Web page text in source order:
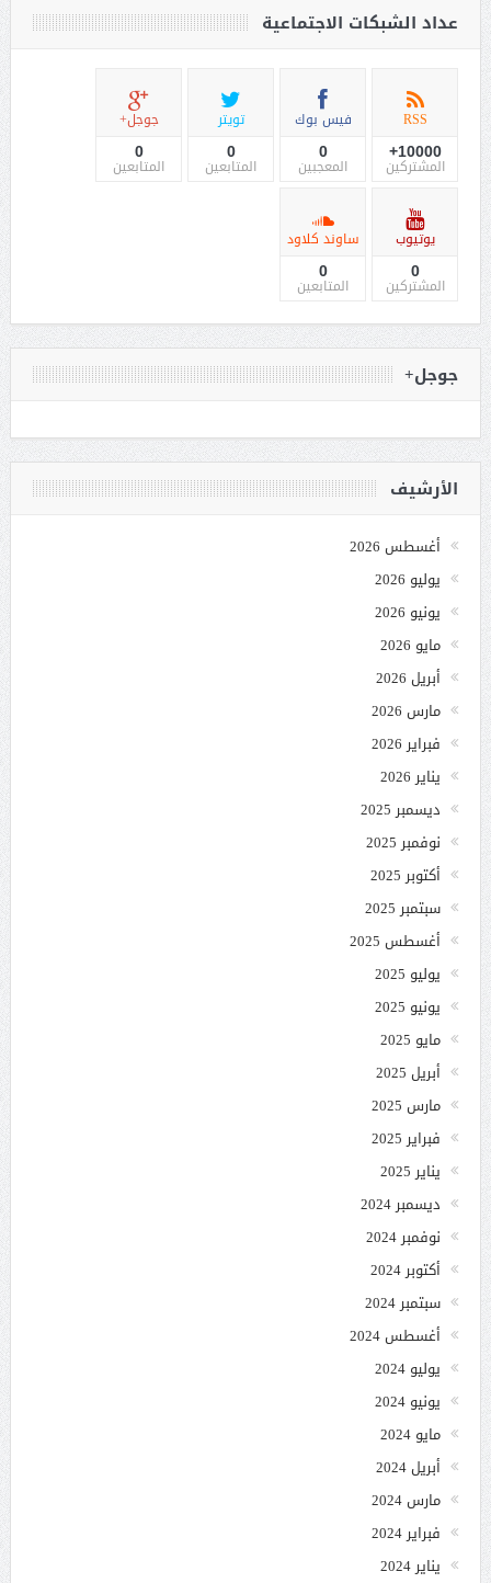
عداد الشبكات الاجتماعية
RSS
10000+
المشتركين
فيس بوك
0
المعجبين
تويتر
0
المتابعين
جوجل+
0
المتابعين
يوتيوب
0
المشتركين
ساوند كلاود
0
المتابعين
جوجل+
الأرشيف
أغسطس 2026
يوليو 2026
يونيو 2026
مايو 2026
أبريل 2026
مارس 2026
فبراير 2026
يناير 2026
ديسمبر 2025
نوفمبر 2025
أكتوبر 2025
سبتمبر 2025
أغسطس 2025
يوليو 2025
يونيو 2025
مايو 2025
أبريل 2025
مارس 2025
فبراير 2025
يناير 2025
ديسمبر 2024
نوفمبر 2024
أكتوبر 2024
سبتمبر 2024
أغسطس 2024
يوليو 2024
يونيو 2024
مايو 2024
أبريل 2024
مارس 2024
فبراير 2024
يناير 2024